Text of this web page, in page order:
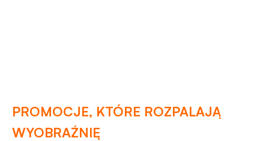
PROMOCJE, KTÓRE ROZPALAJĄ
WYOBRAŹNIĘ